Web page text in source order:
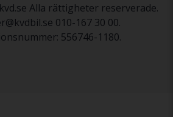
Alla rättigheter reserverade.
010-167 30 00.
556746-1180.